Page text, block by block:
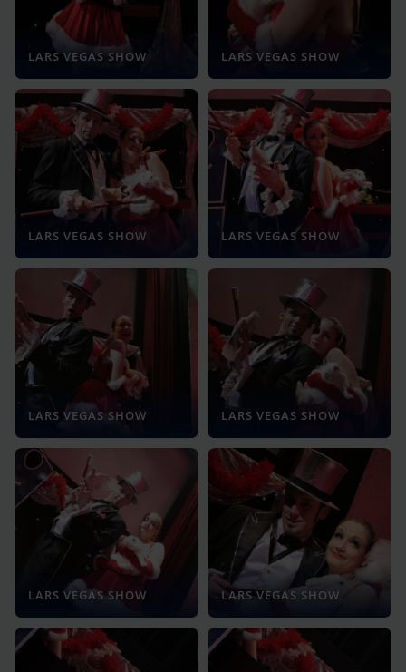
LARS VEGAS SHOW LARS VEGAS SHOW
LARS VEGAS SHOW LARS VEGAS SHOW
LARS VEGAS SHOW LARS VEGAS SHOW
LARS VEGAS SHOW LARS VEGAS SHOW